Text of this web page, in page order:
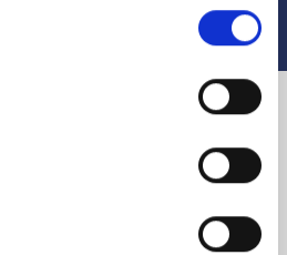
in Nürnberg
und Umland: